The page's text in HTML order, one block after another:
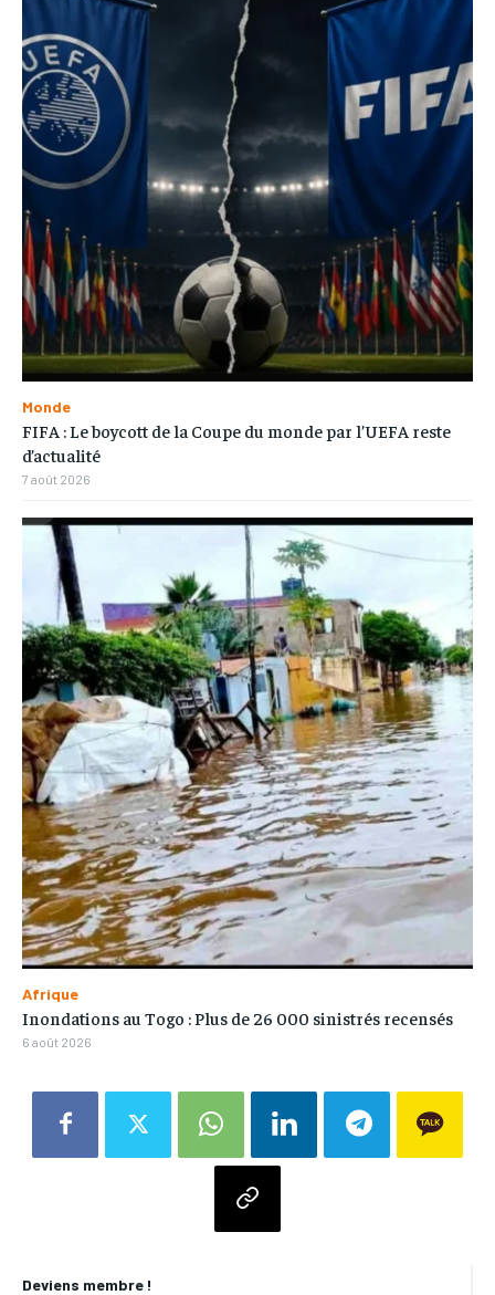
Deviens membre !
Monde
FIFA : Le boycott de la Coupe du monde par l’UEFA reste
d’actualité
7 août 2026
Afrique
Inondations au Togo : Plus de 26 000 sinistrés recensés
6 août 2026